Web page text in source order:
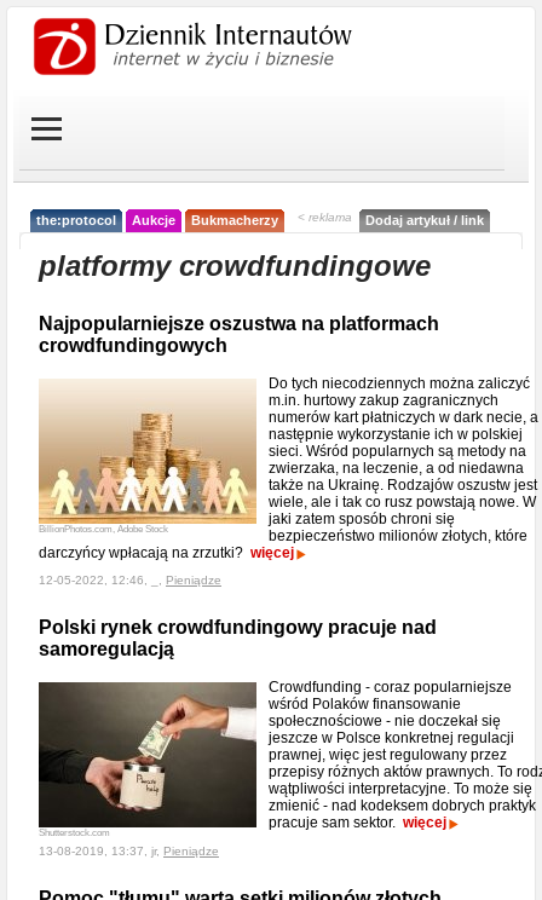
the:protocol Aukcje Bukmacherzy < reklama Dodaj artykuł / link
platformy crowdfundingowe
Najpopularniejsze oszustwa na platformach
crowdfundingowych
BillionPhotos.com, Adobe Stock
Do tych niecodziennych można zaliczyć
m.in. hurtowy zakup zagranicznych
numerów kart płatniczych w dark necie, a
następnie wykorzystanie ich w polskiej
sieci. Wśród popularnych są metody na
zwierzaka, na leczenie, a od niedawna
także na Ukrainę. Rodzajów oszustw jest
wiele, ale i tak co rusz powstają nowe. W
jaki zatem sposób chroni się
bezpieczeństwo milionów złotych, które
darczyńcy wpłacają na zrzutki? więcej
12-05-2022, 12:46, _, Pieniądze
Polski rynek crowdfundingowy pracuje nad
samoregulacją
Shutterstock.com
Crowdfunding - coraz popularniejsze
wśród Polaków finansowanie
społecznościowe - nie doczekał się
jeszcze w Polsce konkretnej regulacji
prawnej, więc jest regulowany przez
przepisy różnych aktów prawnych. To
wątpliwości interpretacyjne. To może się
zmienić - nad kodeksem dobrych praktyk
pracuje sam sektor. więcej
13-08-2019, 13:37, jr, Pieniądze